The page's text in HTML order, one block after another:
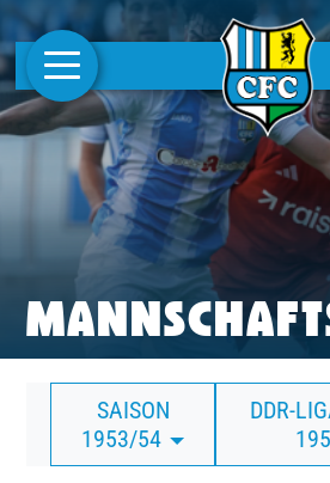
AKTUELLES
1. MANNSCHAFT
FRAUEN
CAMPUS
CLUB
CLUBMITGLIEDSCHAFT
BUSINESS
SAISON
1953/54
DDR-